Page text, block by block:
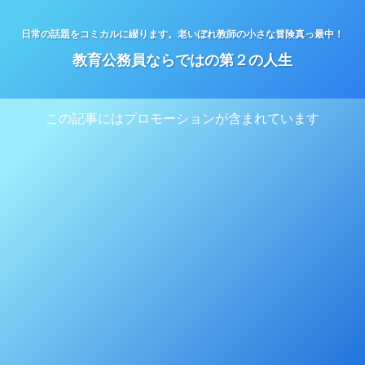
日常の話題をコミカルに綴ります。老いぼれ教師の小さな冒険真っ最中！
教育公務員ならではの第２の人生
この記事にはプロモーションが含まれています